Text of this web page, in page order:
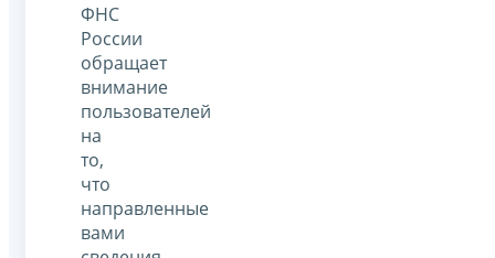
ФНС
России
обращает
внимание
пользователей
на
то,
что
направленные
вами